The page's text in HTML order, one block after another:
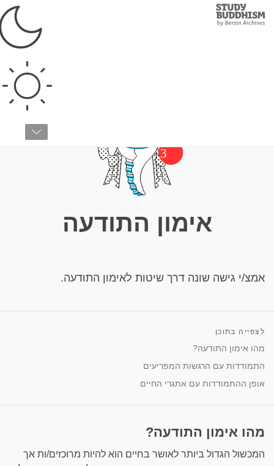
Study
Buddhism
3
אימון התודעה
אמצ/י גישה שונה דרך שיטות לאימון התודעה.
לצפייה בתוכן
מהו אימון התודעה?
התמודדות עם הרגשות המפריעים
אופן ההתמודדות עם אתגרי החיים
מהו אימון התודעה?
המכשול הגדול ביותר לאושר בחיים הוא להיות מרוכזים/ות אך